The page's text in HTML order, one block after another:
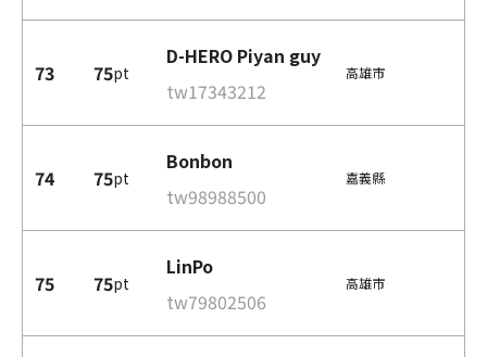
73 75pt
D-HERO Piyan guy
tw17343212
高雄市
74 75pt
Bonbon
tw98988500
嘉義縣
75 75pt
LinPo
tw79802506
高雄市